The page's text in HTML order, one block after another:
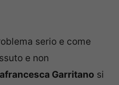
serio e come
e non
Garritano si